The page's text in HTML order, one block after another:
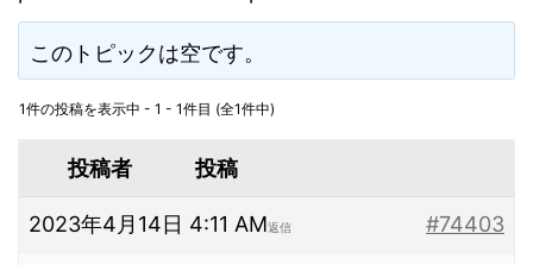
このトピックは空です。
1件の投稿を表示中 - 1 - 1件目 (全1件中)
投稿者 投稿
2023年4月14日 4:11 AM #74403
返信